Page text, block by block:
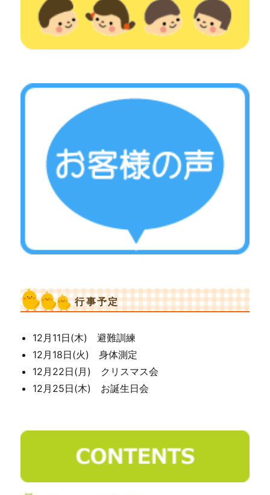
行事予定
12月11日(木) 避難訓練
12月18日(火) 身体測定
12月22日(月) クリスマス会
12月25日(木) お誕生日会